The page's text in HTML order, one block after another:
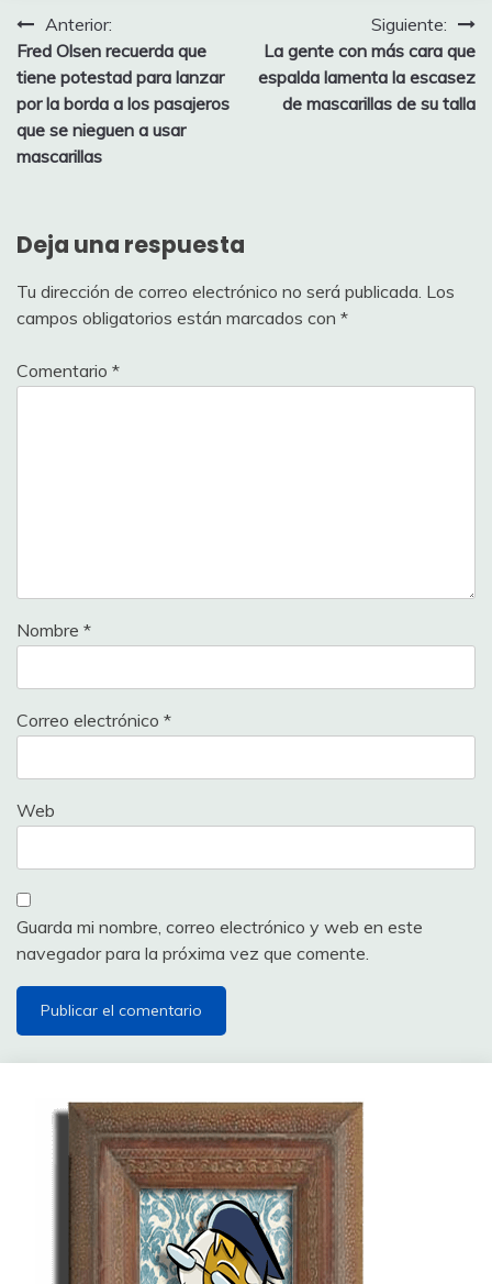
Navegación
de
entradas
Anterior:
Fred Olsen recuerda que
tiene potestad para lanzar
por la borda a los pasajeros
que se nieguen a usar
mascarillas
Siguiente:
La gente con más cara que
espalda lamenta la escasez
de mascarillas de su talla
Deja una respuesta
Tu dirección de correo electrónico no será publicada. Los
campos obligatorios están marcados con *
Comentario *
Nombre *
Correo electrónico *
Web
Guarda mi nombre, correo electrónico y web en este
navegador para la próxima vez que comente.